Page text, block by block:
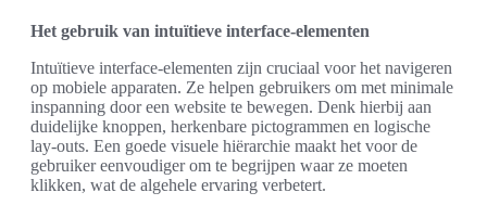
Het gebruik van intuïtieve interface-elementen
Intuïtieve interface-elementen zijn cruciaal voor het navigeren
op mobiele apparaten. Ze helpen gebruikers om met minimale
inspanning door een website te bewegen. Denk hierbij aan
duidelijke knoppen, herkenbare pictogrammen en logische
lay-outs. Een goede visuele hiërarchie maakt het voor de
gebruiker eenvoudiger om te begrijpen waar ze moeten
klikken, wat de algehele ervaring verbetert.